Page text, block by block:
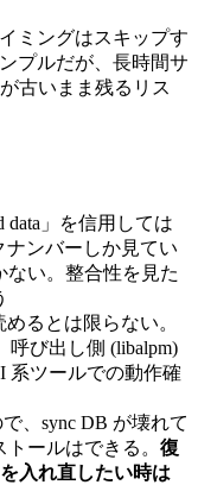
ミングはスキップす
プルだが、長時間サ
古いまま残るリス
data」を信用しては
ナンバーしか見てい
ない。整合性を見た
めるとは限らない。
呼び出し側 (libalpm)
系ツールでの動作確
、sync DB が壊れて
ールはできる。 復
入れ直したい時は